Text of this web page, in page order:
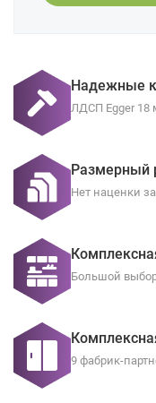
Надежные
ЛДСП Egger 18
Размерный
Нет наценки
Большой
9 фабрик-